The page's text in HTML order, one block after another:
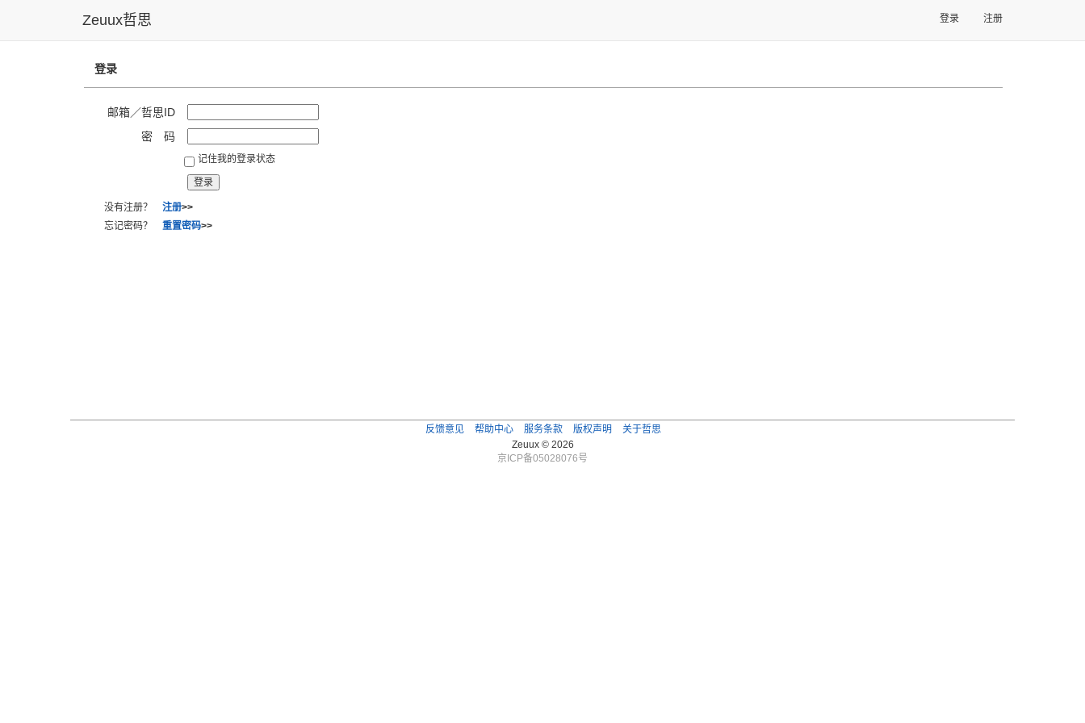
Zeuux哲思 登录 注册
登录
邮箱／哲思ID
密 码
记住我的登录状态
没有注册？ 注册>>
忘记密码？ 重置密码>>
反馈意见 帮助中心 服务条款 版权声明
关于哲思
Zeuux © 2026
京ICP备05028076号